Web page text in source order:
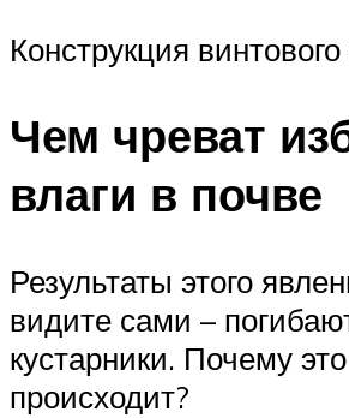
Конструкция
Чем чреват
влаги в почве
Результаты этого
видите сами –
кустарники. Почему это
происходит?